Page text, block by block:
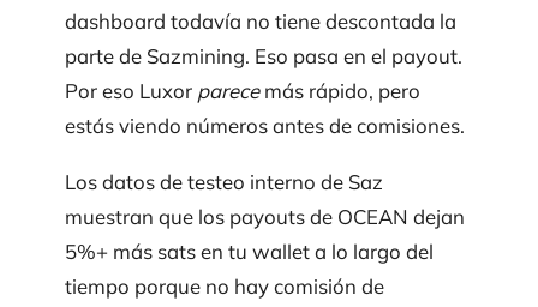
dashboard todavía no tiene descontada la
parte de Sazmining. Eso pasa en el payout.
Por eso Luxor parecemás rápido, pero
estás viendo números antes de comisiones.
Los datos de testeo interno de Saz
muestran que los payouts de OCEAN dejan
5%+ más sats en tu wallet a lo largo del
tiempo porque no hay comisión de